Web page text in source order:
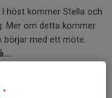
höst kommer Stella och
Mer om detta kommer
börjar med ett möte.